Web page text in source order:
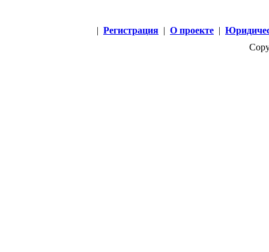
| Регистрация | О проекте |